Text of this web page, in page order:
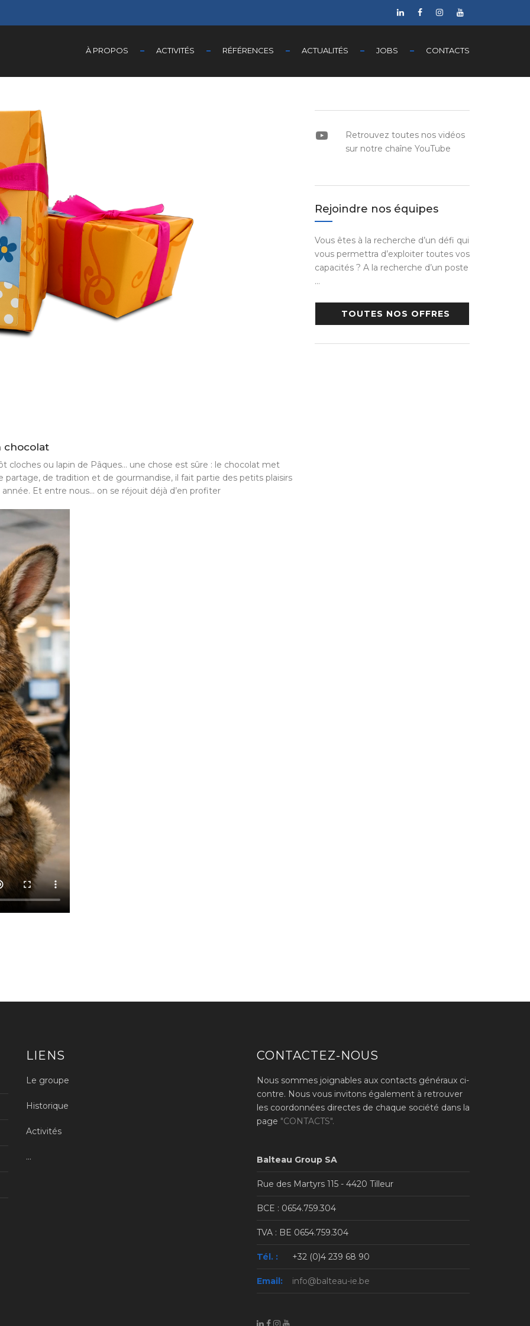
À PROPOS ACTIVITÉS RÉFÉRENCES ACTUALITÉS JOBS CONTACTS
chocolat
cloches ou lapin de Pâques… une chose est sûre : le chocolat met
partage, de tradition et de gourmandise, il fait partie des petits plaisirs
Et entre nous… on se réjouit déjà d’en profiter
YouTube
Retrouvez toutes nos vidéos
sur notre chaîne YouTube
Rejoindre nos équipes
Vous êtes à la recherche d’un défi qui
vous permettra d’exploiter toutes vos
capacités ? A la recherche d’un poste
…
TOUTES NOS OFFRES
LIENS
Le groupe
Historique
Activités
...
CONTACTEZ-NOUS
Nous sommes joignables aux contacts généraux ci-
contre. Nous vous invitons également à retrouver
les coordonnées directes de chaque société dans la
page "CONTACTS".
Balteau Group SA
Rue des Martyrs 115 - 4420 Tilleur
BCE : 0654.759.304
TVA : BE 0654.759.304
Tél. : +32 (0)4 239 68 90
Email: info@balteau-ie.be